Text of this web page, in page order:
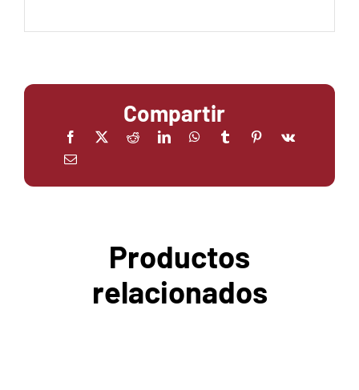
Compartir
Productos
relacionados